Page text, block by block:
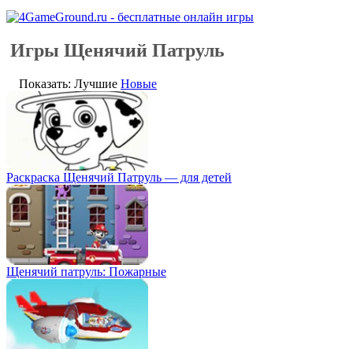
Игры Щенячий Патруль
Показать: Лучшие Новые
Раскраска Щенячий Патруль — для детей
Щенячий патруль: Пожарные